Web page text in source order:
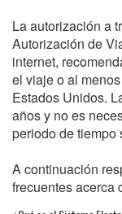
La autorización a
Autorización de
internet,
el viaje o al
Estados Unidos.
años y no es
periodo de tiempo
A continuación
frecuentes acerca